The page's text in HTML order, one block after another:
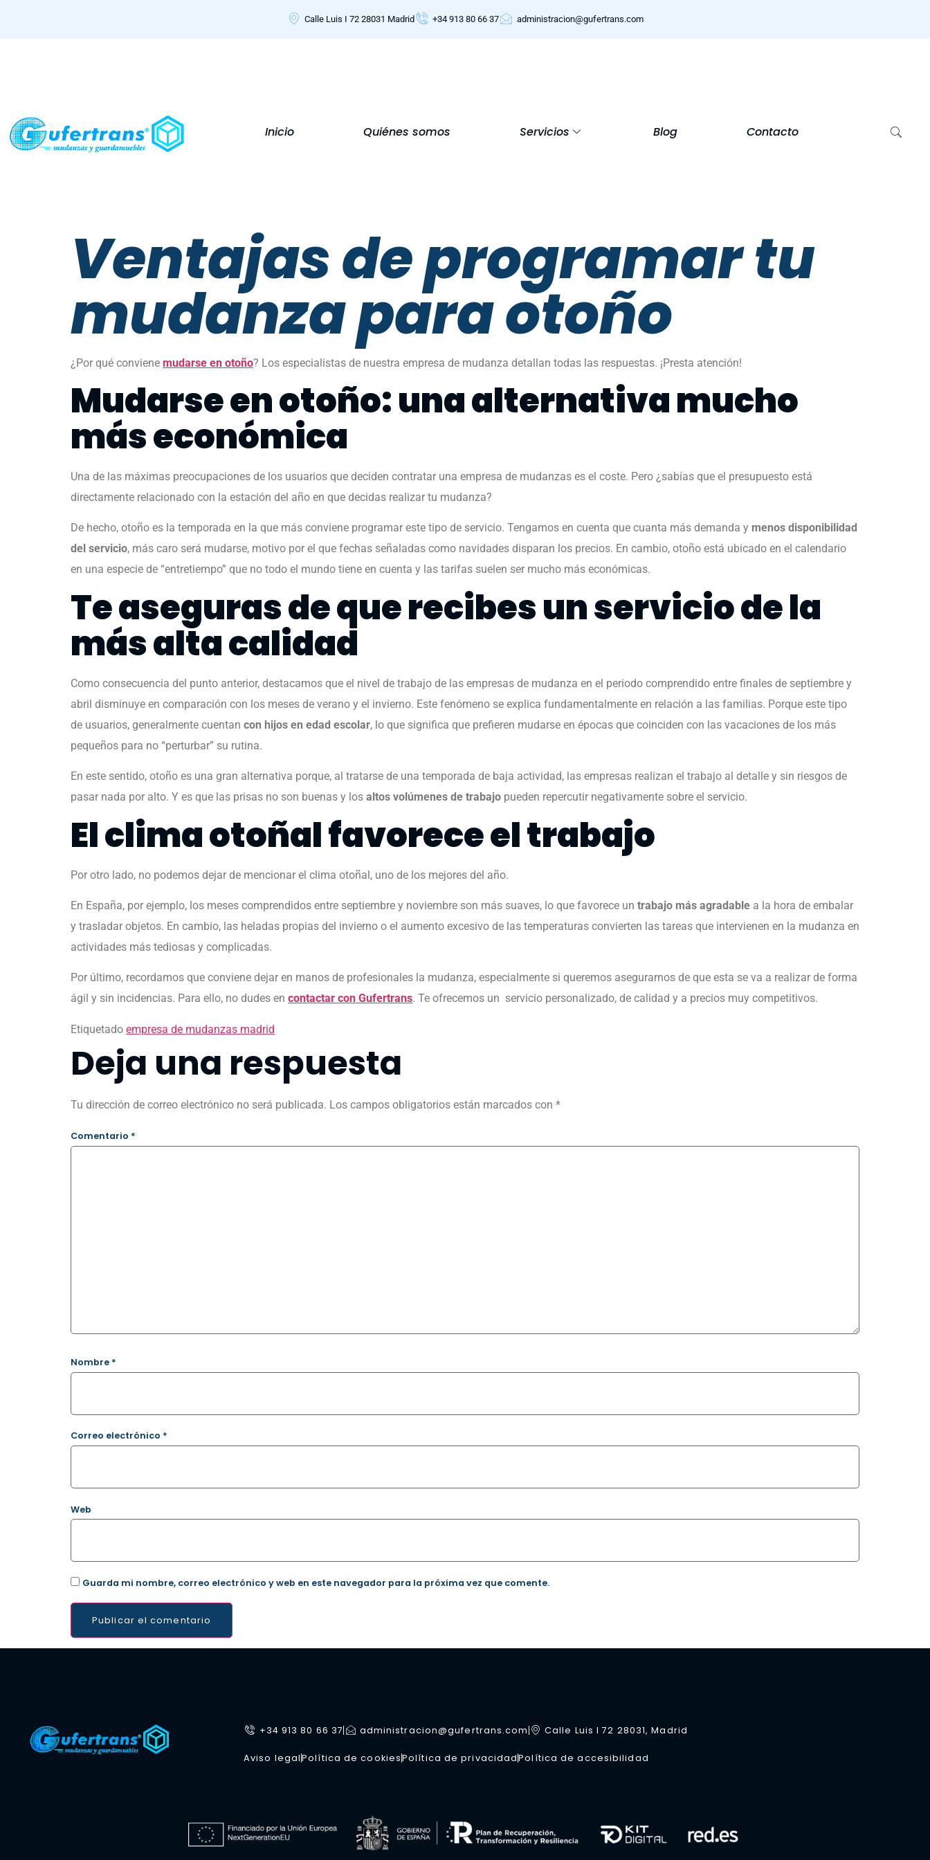
Calle Luis I 72 28031 Madrid +34 913 80 66 37 administracion@gufertrans.com
Inicio Quiénes somos Servicios Blog Contacto
Ventajas de programar tu
mudanza para otoño
¿Por qué conviene mudarse en otoño? Los especialistas de nuestra empresa de mudanza detallan todas las respuestas. ¡Presta atención!
Mudarse en otoño: una alternativa mucho
más económica
Una de las máximas preocupaciones de los usuarios que deciden contratar una empresa de mudanzas es el coste. Pero ¿sabías que el presupuesto está
directamente relacionado con la estación del año en que decidas realizar tu mudanza?
De hecho, otoño es la temporada en la que más conviene programar este tipo de servicio. Tengamos en cuenta que cuanta más demanda y menos disponibilidad
del servicio, más caro será mudarse, motivo por el que fechas señaladas como navidades disparan los precios. En cambio, otoño está ubicado en el calendario
en una especie de “entretiempo” que no todo el mundo tiene en cuenta y las tarifas suelen ser mucho más económicas.
Te aseguras de que recibes un servicio de la
más alta calidad
Como consecuencia del punto anterior, destacamos que el nivel de trabajo de las empresas de mudanza en el periodo comprendido entre finales de septiembre y
abril disminuye en comparación con los meses de verano y el invierno. Este fenómeno se explica fundamentalmente en relación a las familias. Porque este tipo
de usuarios, generalmente cuentan con hijos en edad escolar, lo que significa que prefieren mudarse en épocas que coinciden con las vacaciones de los más
pequeños para no “perturbar” su rutina.
En este sentido, otoño es una gran alternativa porque, al tratarse de una temporada de baja actividad, las empresas realizan el trabajo al detalle y sin riesgos de
pasar nada por alto. Y es que las prisas no son buenas y los altos volúmenes de trabajo pueden repercutir negativamente sobre el servicio.
El clima otoñal favorece el trabajo
Por otro lado, no podemos dejar de mencionar el clima otoñal, uno de los mejores del año.
En España, por ejemplo, los meses comprendidos entre septiembre y noviembre son más suaves, lo que favorece un trabajo más agradable a la hora de embalar
y trasladar objetos. En cambio, las heladas propias del invierno o el aumento excesivo de las temperaturas convierten las tareas que intervienen en la mudanza en
actividades más tediosas y complicadas.
Por último, recordamos que conviene dejar en manos de profesionales la mudanza, especialmente si queremos asegurarnos de que esta se va a realizar de forma
ágil y sin incidencias. Para ello, no dudes en contactar con Gufertrans. Te ofrecemos un servicio personalizado, de calidad y a precios muy competitivos.
Etiquetado empresa de mudanzas madrid
Deja una respuesta
Tu dirección de correo electrónico no será publicada. Los campos obligatorios están marcados con *
Comentario *
Nombre *
Correo electrónico *
Web
Guarda mi nombre, correo electrónico y web en este navegador para la próxima vez que comente.
+34 913 80 66 37 administracion@gufertrans.com Calle Luis I 72 28031, Madrid
Aviso legalPolítica de cookiesPolítica de privacidadPolítica de accesibilidad